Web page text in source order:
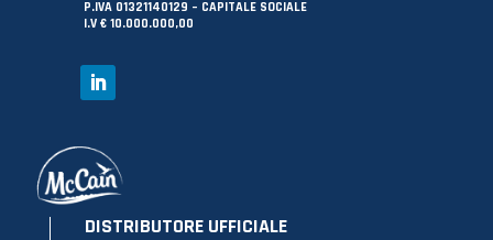
P.IVA 01321140129 – CAPITALE SOCIALE
I.V € 10.000.000,00
DISTRIBUTORE UFFICIALE